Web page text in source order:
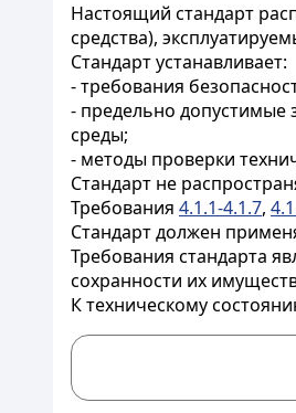
Настоящий стандарт
средства),
Стандарт устанавливает:
- требования
- предельно допустимые
среды;
- методы проверки
Стандарт не
Требования 4.1.1-4.1.7,
Стандарт должен
Требования стандарта
сохранности их
К техническому